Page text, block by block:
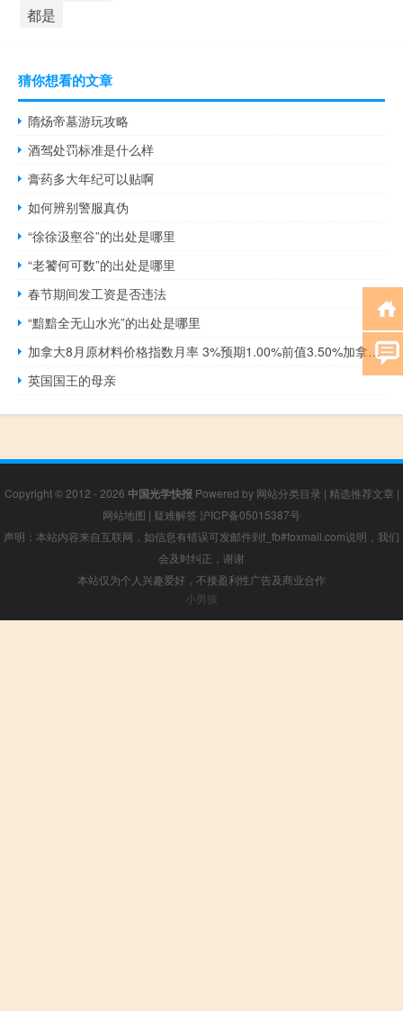
都是
猜你想看的文章
隋炀帝墓游玩攻略
酒驾处罚标准是什么样
膏药多大年纪可以贴啊
如何辨别警服真伪
“徐徐汲壑谷”的出处是哪里
“老饕何可数”的出处是哪里
春节期间发工资是否违法
“黯黯全无山水光”的出处是哪里
加拿大8月原材料价格指数月率 3%预期1.00%前值3.50%加拿大8月原材料价格指数年率 -4.3%前值-11.1%
英国国王的母亲
Copyright © 2012 - 2026 中国光学快报 Powered by 网站分类目录 | 精选推荐文章 |
网站地图 | 疑难解答 沪ICP备05015387号
声明：本站内容来自互联网，如信息有错误可发邮件到f_fb#foxmail.com说明，我们
会及时纠正，谢谢
本站仅为个人兴趣爱好，不接盈利性广告及商业合作
小男孩